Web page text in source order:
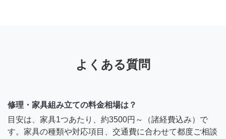
よくある質問
修理・家具組み立ての料金相場は？
目安は、家具1つあたり、約3500円～（諸経費込み）で
す。家具の種類や対応項目、交通費に合わせて都度ご相談